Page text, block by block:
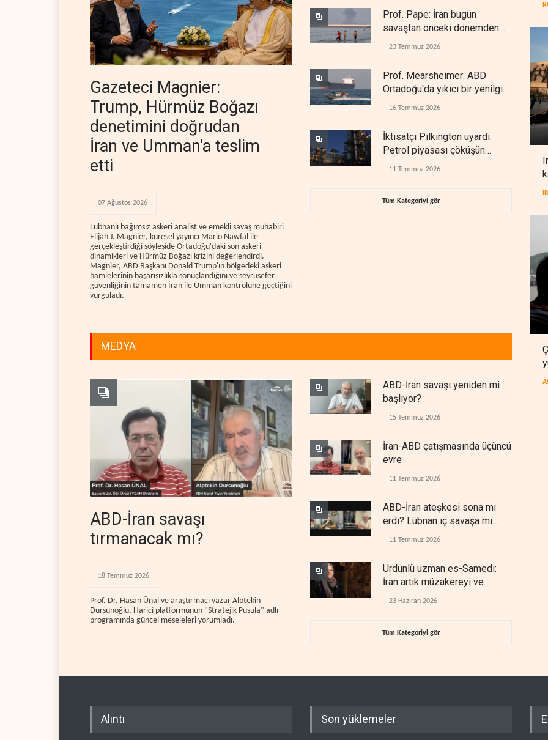
Gazeteci Magnier:
Trump, Hürmüz Boğazı
denetimini doğrudan
İran ve Umman'a teslim
etti
07 Ağustos 2026
Lübnanlı bağımsız askeri analist ve emekli savaş muhabiri
Elijah J. Magnier, küresel yayıncı Mario Nawfal ile
gerçekleştirdiği söyleşide Ortadoğu'daki son askeri
dinamikleri ve Hürmüz Boğazı krizini değerlendirdi.
Magnier, ABD Başkanı Donald Trump'ın bölgedeki askeri
hamlelerinin başarısızlıkla sonuçlandığını ve seyrüsefer
güvenliğinin tamamen İran ile Umman kontrolüne geçtiğini
vurguladı.
Prof. Pape: İran bugün
savaştan önceki dönemden
çok daha güçlü
23 Temmuz 2026
Prof. Mearsheimer: ABD
Ortadoğu'da yıkıcı bir yenilgi
aldı
16 Temmuz 2026
İktisatçı Pilkington uyardı:
Petrol piyasası çöküşün
eşiğinde
11 Temmuz 2026
Tüm Kategoriyi gör
MEDYA
ABD-İran savaşı
tırmanacak mı?
18 Temmuz 2026
Prof. Dr. Hasan Ünal ve araştırmacı yazar Alptekin
Dursunoğlu, Harici platformunun "Stratejik Pusula" adlı
programında güncel meseleleri yorumladı.
ABD-İran savaşı yeniden mi
başlıyor?
15 Temmuz 2026
İran-ABD çatışmasında üçüncü
evre
11 Temmuz 2026
ABD-İran ateşkesi sona mı
erdi? Lübnan iç savaşa mı
gidiyor?
11 Temmuz 2026
Ürdünlü uzman es-Samedi:
İran artık müzakereyi ve
çatışmayı aynı anda yürütüyor
23 Haziran 2026
Tüm Kategoriyi gör
Alıntı Son yüklemeler